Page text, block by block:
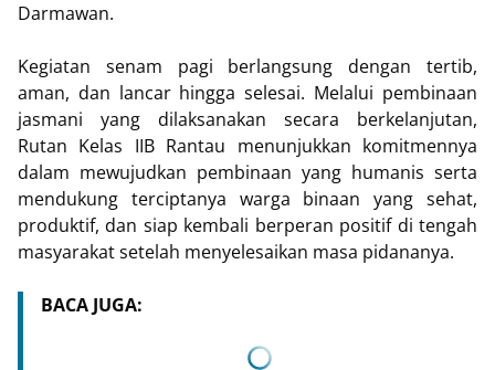
Darmawan.
Kegiatan senam pagi berlangsung dengan tertib,
aman, dan lancar hingga selesai. Melalui pembinaan
jasmani yang dilaksanakan secara berkelanjutan,
Rutan Kelas IIB Rantau menunjukkan komitmennya
dalam mewujudkan pembinaan yang humanis serta
mendukung terciptanya warga binaan yang sehat,
produktif, dan siap kembali berperan positif di tengah
masyarakat setelah menyelesaikan masa pidananya.
BACA JUGA: